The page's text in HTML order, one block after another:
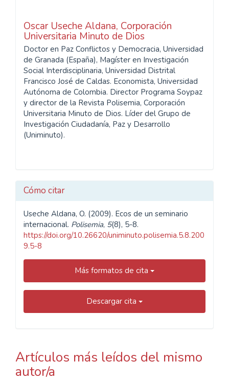
Oscar Useche Aldana, Corporación
Universitaria Minuto de Dios
Doctor en Paz Conflictos y Democracia, Universidad
de Granada (España), Magíster en Investigación
Social Interdisciplinaria, Universidad Distrital
Francisco José de Caldas. Economista, Universidad
Autónoma de Colombia. Director Programa Soypaz
y director de la Revista Polisemia, Corporación
Universitaria Minuto de Dios. Líder del Grupo de
Investigación Ciudadanía, Paz y Desarrollo
(Uniminuto).
Cómo citar
Useche Aldana, O. (2009). Ecos de un seminario
internacional. Polisemia, 5(8), 5-8.
https://doi.org/10.26620/uniminuto.polisemia.5.8.200
9.5-8
Más formatos de cita
Descargar cita
Artículos más leídos del mismo
autor/a